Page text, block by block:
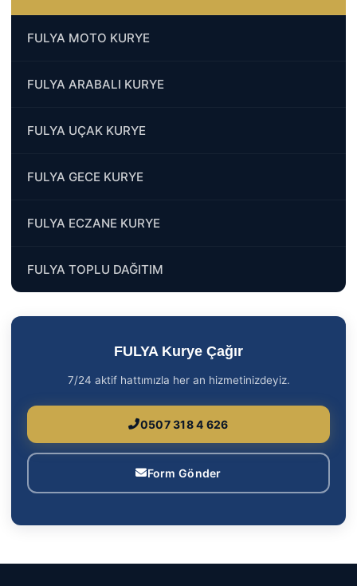
FULYA MOTO KURYE
FULYA ARABALI KURYE
FULYA UÇAK KURYE
FULYA GECE KURYE
FULYA ECZANE KURYE
FULYA TOPLU DAĞITIM
FULYA Kurye Çağır
7/24 aktif hattımızla her an hizmetinizdeyiz.
0507 318 4 626
Form Gönder